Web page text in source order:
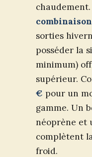
sorties
posséder la
minimum)
supérieur.
€ pour un
gamme. Un
néoprène et
complètent
froid.